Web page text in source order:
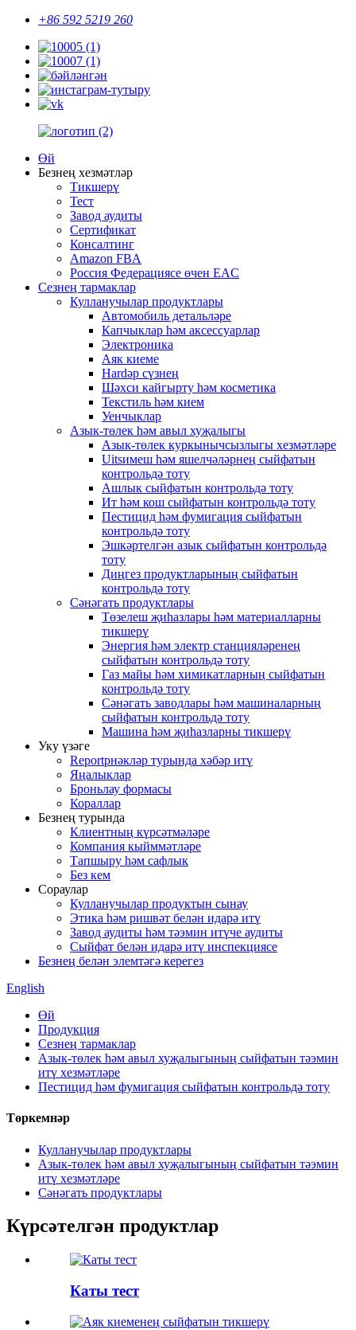
+86 592 5219 260
Өй
Безнең хезмәтләр
Тикшерү
Тест
Завод аудиты
Сертификат
Консалтинг
Amazon FBA
Россия Федерациясе өчен EAC
Сезнең тармаклар
Кулланучылар продуктлары
Автомобиль детальләре
Капчыклар һәм аксессуарлар
Электроника
Аяк киеме
Hardәр сүзнең
Шәхси кайгырту һәм косметика
Текстиль һәм кием
Уенчыклар
Азык-төлек һәм авыл хуҗалыгы
Азык-төлек куркынычсызлыгы хезмәтләре
Uitsимеш һәм яшелчәләрнең сыйфатын
контрольдә тоту
Ашлык сыйфатын контрольдә тоту
Ит һәм кош сыйфатын контрольдә тоту
Пестицид һәм фумигация сыйфатын
контрольдә тоту
Эшкәртелгән азык сыйфатын контрольдә
тоту
Диңгез продуктларының сыйфатын
контрольдә тоту
Сәнәгать продуктлары
Төзелеш җиһазлары һәм материалларны
тикшерү
Энергия һәм электр станцияләренең
сыйфатын контрольдә тоту
Газ майы һәм химикатларның сыйфатын
контрольдә тоту
Сәнәгать заводлары һәм машиналарның
сыйфатын контрольдә тоту
Машина һәм җиһазларны тикшерү
Уку үзәге
Reportрнәкләр турында хәбәр итү
Яңалыклар
Броньлау формасы
Кораллар
Безнең турында
Клиентның күрсәтмәләре
Компания кыйммәтләре
Тапшыру һәм сафлык
Без кем
Сораулар
Кулланучылар продуктын сынау
Этика һәм ришвәт белән идарә итү
Завод аудиты һәм тәэмин итүче аудиты
Сыйфат белән идарә итү инспекциясе
Безнең белән элемтәгә керегез
English
Өй
Продукция
Сезнең тармаклар
Азык-төлек һәм авыл хуҗалыгының сыйфатын тәэмин
итү хезмәтләре
Пестицид һәм фумигация сыйфатын контрольдә тоту
Төркемнәр
Кулланучылар продуктлары
Азык-төлек һәм авыл хуҗалыгының сыйфатын тәэмин
итү хезмәтләре
Сәнәгать продуктлары
Күрсәтелгән продуктлар
Каты тест